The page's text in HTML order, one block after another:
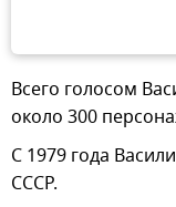
Всего голосом
около 300
С 1979 года
СССР.